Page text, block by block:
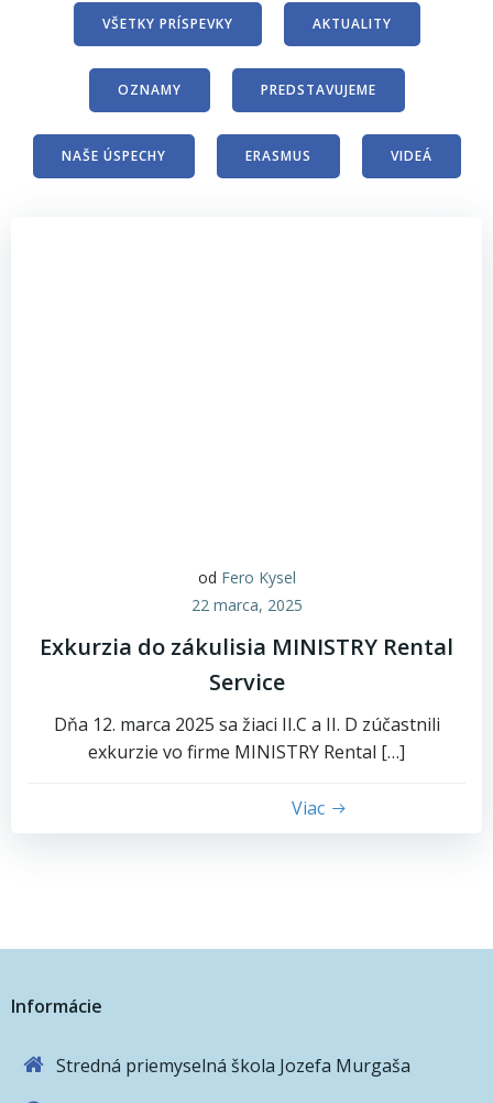
VŠETKY PRÍSPEVKY AKTUALITY
OZNAMY PREDSTAVUJEME
NAŠE ÚSPECHY ERASMUS VIDEÁ
od Fero Kysel
22 marca, 2025
Exkurzia do zákulisia MINISTRY Rental
Service
Dňa 12. marca 2025 sa žiaci II.C a II. D zúčastnili
exkurzie vo firme MINISTRY Rental […]
Viac
Informácie
Stredná priemyselná škola Jozefa Murgaša